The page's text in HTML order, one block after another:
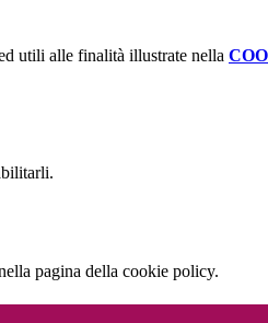
utili alle finalità illustrate nella
pagina della cookie policy.